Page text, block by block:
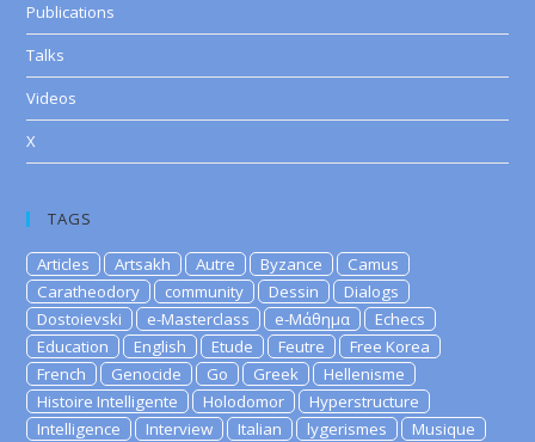
Publications
Talks
Videos
X
TAGS
Articles Artsakh Autre Byzance
Camus
Caratheodory
community Dessin
Dialogs
Dostoievski
e-Masterclass e-Μάθημα
Echecs
Education
English Etude Feutre
Free Korea
French
Genocide Go Greek
Hellenisme
Histoire Intelligente
Holodomor
Hyperstructure
Intelligence
Interview Italian lygerismes
Musique